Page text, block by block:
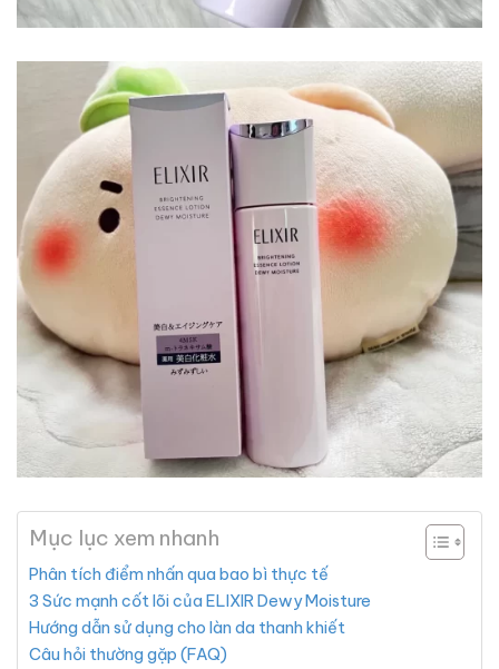
Mục lục xem nhanh
Phân tích điểm nhấn qua bao bì thực tế
3 Sức mạnh cốt lõi của ELIXIR Dewy Moisture
Hướng dẫn sử dụng cho làn da thanh khiết
Câu hỏi thường gặp (FAQ)